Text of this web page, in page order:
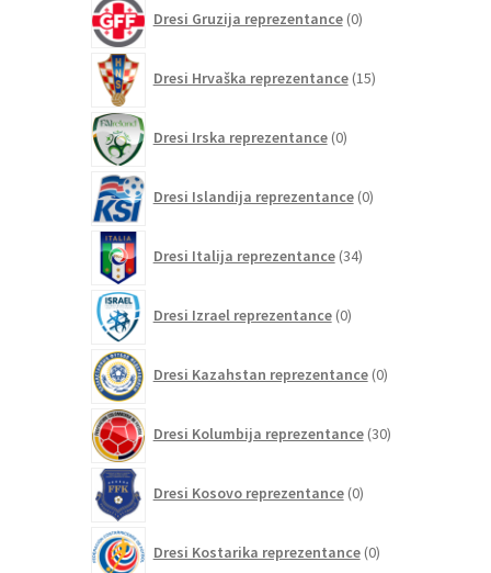
Dresi Gruzija reprezentance 0izdelkov
Dresi Hrvaška reprezentance 15izdelkov
Dresi Irska reprezentance 0izdelkov
Dresi Islandija reprezentance 0izdelkov
Dresi Italija reprezentance 34izdelkov
Dresi Izrael reprezentance 0izdelkov
Dresi Kazahstan reprezentance 0izdelkov
Dresi Kolumbija reprezentance 30izdelkov
Dresi Kosovo reprezentance 0izdelkov
Dresi Kostarika reprezentance 0izdelkov